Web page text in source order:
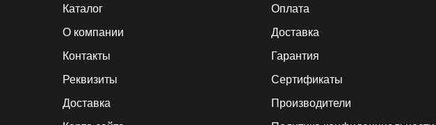
Каталог
О компании
Контакты
Реквизиты
Доставка
Оплата
Доставка
Гарантия
Сертификаты
Производители